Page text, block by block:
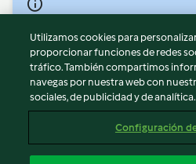
© Copyright 2026
Términos de uso
Política de privacidad
Aviso legal
Información legal
Reportar contenido
Utilizamos cookies para
proporcionar funciones de redes
tráfico. También compartimos
navegas por nuestra web con
sociales, de publicidad y de analítica.
Configuración